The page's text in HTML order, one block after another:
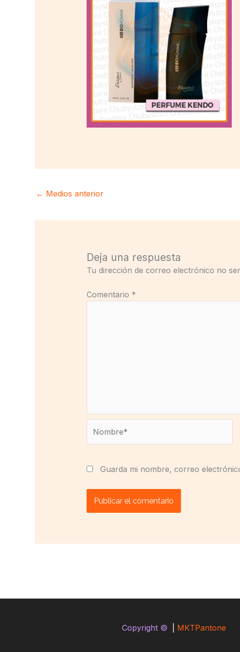
← Medios anterior
Deja una respuesta
Tu dirección de correo electrónico no
Comentario *
Guarda mi nombre, correo
Copyright © MKTPantone